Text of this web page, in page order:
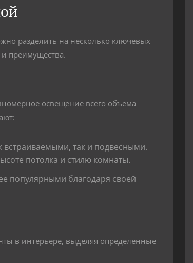
разделить на несколько ключевых
преимущества.
освещение всего объема
встраиваемыми, так и подвесными.
потолка и стилю комнаты.
популярными благодаря своей
в интерьере, выделяя определенные